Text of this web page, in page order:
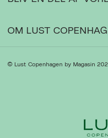
Ordrestatus
Gå til Kundeservice
OM LUST
Om os
© Lust Copenhagen by Magasin